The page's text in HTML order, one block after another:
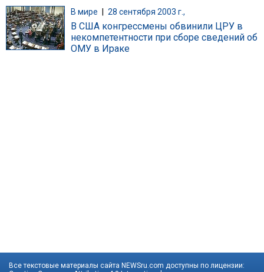
В мире 28 сентября 2003 г.,
В США конгрессмены обвинили ЦРУ в
некомпетентности при сборе сведений об
ОМУ в Ираке
Все текстовые материалы сайта NEWSru.com доступны по лицензии: